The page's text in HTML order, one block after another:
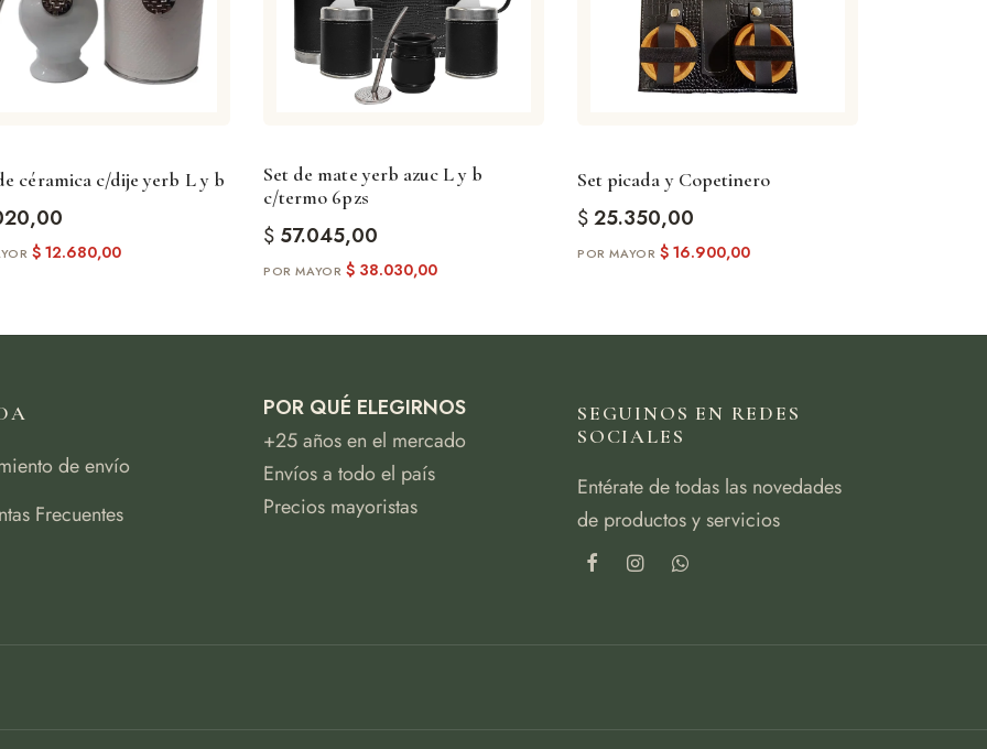
céramica c/dije yerb L y b
$ 12.680,00
Set de mate yerb azuc L y b
c/termo 6pzs
$ 57.045,00
$ 38.030,00
Set picada y Copetinero
$25.350,00
$ 16.900,00
de envío
Frecuentes
POR QUÉ ELEGIRNOS
+25 años en el mercado
Envíos a todo el país
Precios mayoristas
SEGUINOS EN REDES
SOCIALES
Entérate de todas las novedades
de productos y servicios